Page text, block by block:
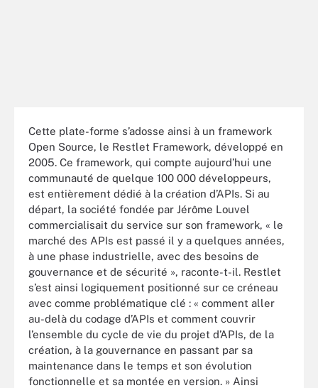
Cette plate-forme s’adosse ainsi à un framework
Open Source, le Restlet Framework, développé en
2005. Ce framework, qui compte aujourd’hui une
communauté de quelque 100 000 développeurs,
est entièrement dédié à la création d’APIs. Si au
départ, la société fondée par Jérôme Louvel
commercialisait du service sur son framework, « le
marché des APIs est passé il y a quelques années,
à une phase industrielle, avec des besoins de
gouvernance et de sécurité », raconte-t-il. Restlet
s’est ainsi logiquement positionné sur ce créneau
avec comme problématique clé : « comment aller
au-delà du codage d’APIs et comment couvrir
l’ensemble du cycle de vie du projet d’APIs, de la
création, à la gouvernance en passant par sa
maintenance dans le temps et son évolution
fonctionnelle et sa montée en version. » Ainsi